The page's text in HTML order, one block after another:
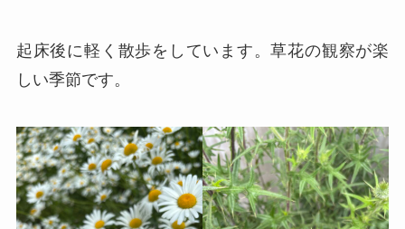
起床後に軽く散歩をしています。草花の観察が楽
しい季節です。